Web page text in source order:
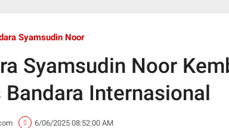
Syamsudin Noor
Syamsudin Noor
Internasional
6/06/2025 08:52:00 AM